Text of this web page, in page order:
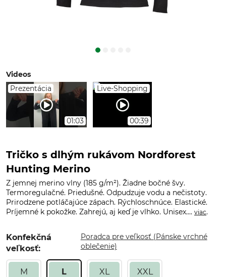
Videos
Prezentácia
01:03
Live-Shopping
00:39
Tričko s dlhým rukávom Nordforest
Hunting Merino
Z jemnej merino vlny (185 g/m²). Žiadne bočné švy.
Termoregulačné. Priedušné. Odpudzuje vodu a nečistoty.
Prirodzene potláčajúce zápach. Rýchloschnúce. Elastické.
Príjemné k pokožke. Zahrejú, aj keď je vlhko. Unisex.... viac.
Konfekčná
veľkosť:
Poradca pre veľkosť (Pánske vrchné
oblečenie)
M L XL XXL